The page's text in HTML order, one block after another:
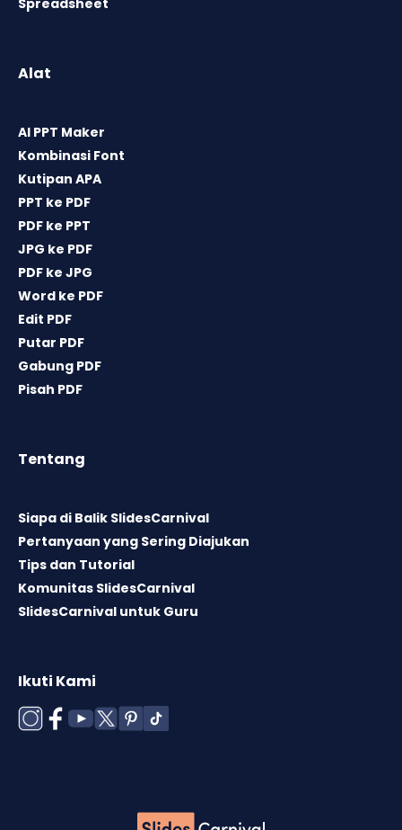
Spreadsheet
Alat
AI PPT Maker
Kombinasi Font
Kutipan APA
PPT ke PDF
PDF ke PPT
JPG ke PDF
PDF ke JPG
Word ke PDF
Edit PDF
Putar PDF
Gabung PDF
Pisah PDF
Tentang
Siapa di Balik SlidesCarnival
Pertanyaan yang Sering Diajukan
Tips dan Tutorial
Komunitas SlidesCarnival
SlidesCarnival untuk Guru
Ikuti Kami